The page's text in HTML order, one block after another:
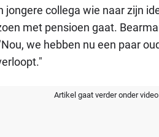
jongere collega wie naar zijn
met pensioen gaat.
we hebben nu een paar
Artikel gaat verder onder video